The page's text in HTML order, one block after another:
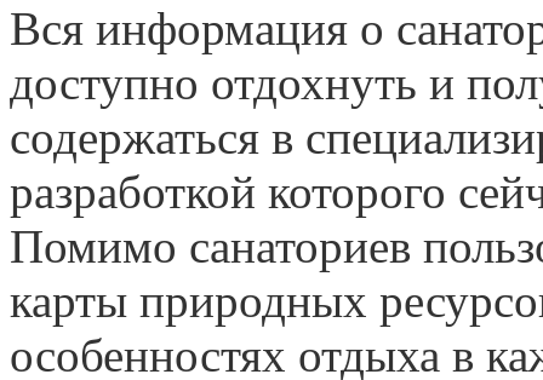
Вся информация о
доступно отдохнуть и
содержаться в
разработкой которого
Помимо санаториев
карты природных
особенностях отдыха в